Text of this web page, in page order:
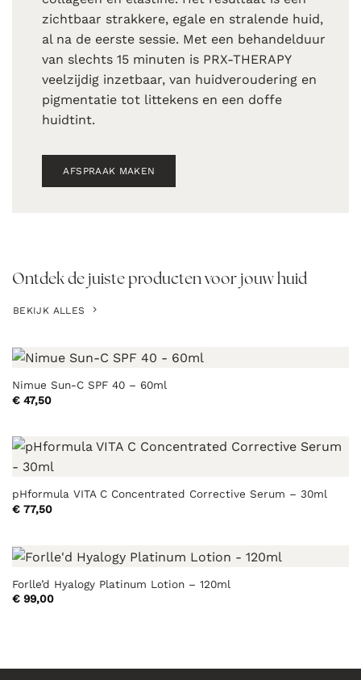
zichtbaar strakkere, egale en stralende huid,
al na de eerste sessie. Met een behandelduur
van slechts 15 minuten is PRX-THERAPY
veelzijdig inzetbaar, van huidveroudering en
pigmentatie tot littekens en een doffe
huidtint.
AFSPRAAK MAKEN
Ontdek de juiste producten voor jouw huid
BEKIJK ALLES
Nimue Sun-C SPF 40 – 60ml
€47,50
pHformula VITA C Concentrated Corrective Serum – 30ml
€77,50
Forlle’d Hyalogy Platinum Lotion – 120ml
€99,00